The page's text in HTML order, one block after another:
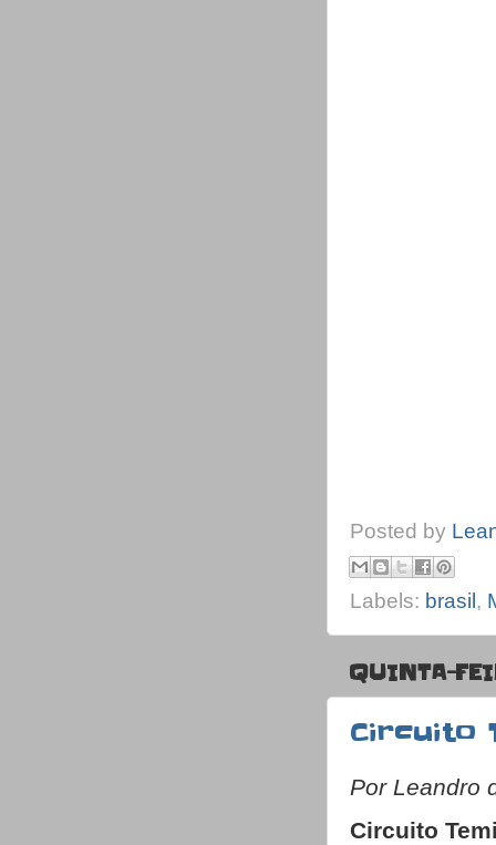
Posted by
Labels: brasil ,
QUINTA-
Circuito
Por Leandro
Circuito